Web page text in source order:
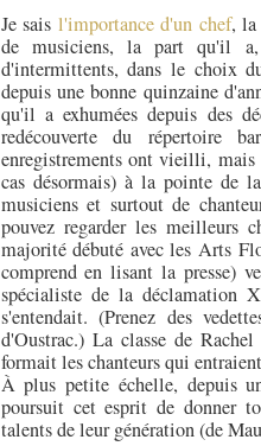
Je sais l'importance d'un chef, la
de musiciens, la part qu'il a,
d'intermittents, dans le choix
depuis une bonne quinzaine
qu'il a exhumées depuis des
redécouverte du répertoire
enregistrements ont vieilli,
cas désormais) à la pointe de
musiciens et surtout de
pouvez regarder les meilleurs
majorité débuté avec les Arts
comprend en lisant la presse)
spécialiste de la déclamation
s'entendait. (Prenez des
d'Oustrac.) La classe de
formait les chanteurs qui
À plus petite échelle, depuis
poursuit cet esprit de donner
talents de leur génération (de